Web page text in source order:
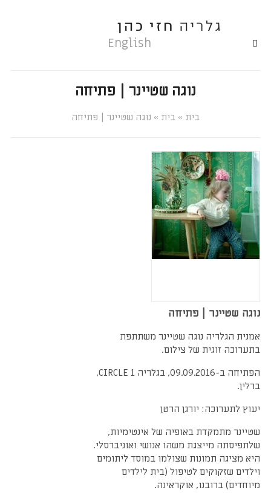
English
נוגה שטיינר | פתיחה
»
» נוגה שטיינר | פתיחה
נוגה שטיינר | פתיחה
אמנית הגלריה נוגה שטיינר משתתפת
בתערוכה זוגית של צילום.
הפתיחה ב-09.09.2016, בגלריה CIRCLE 1,
ברלין.
יעוץ לתערוכה: יורגן הרטן
שטיינר מתמקדת באופיה של אינטימיות,
שלתפיסתה מייצגת משהו אנושי ואוניברסלי.
היא מציגה תמונות שצולמו במוסד ליתומים
וילדים שזקוקים לטיפול (בית לילדים
מיוחדים) ברובנו, אוקראינה.